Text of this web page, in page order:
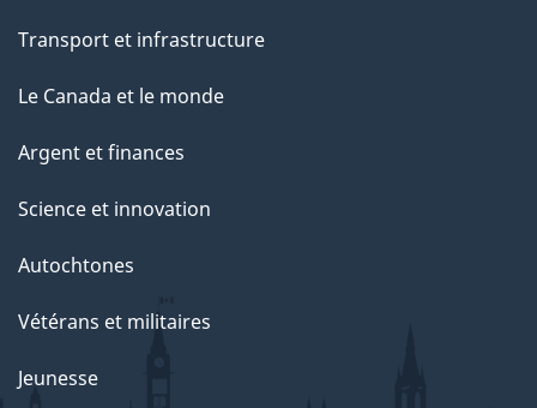
Transport et infrastructure
Le Canada et le monde
Argent et finances
Science et innovation
Autochtones
Vétérans et militaires
Jeunesse